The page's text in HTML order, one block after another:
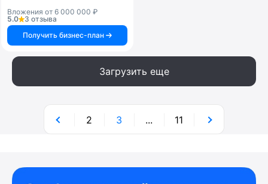
Вложения от 6 000 000 ₽
5.0
3 отзыва
Получить бизнес-план
Загрузить еще
2 3 ... 11